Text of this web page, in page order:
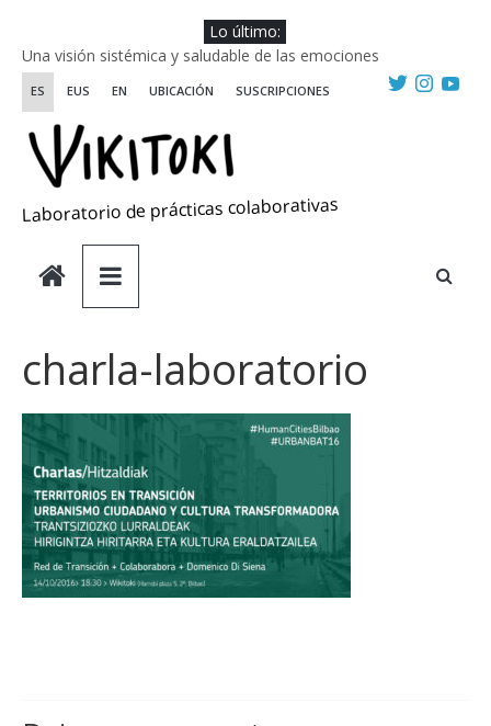
contenido
Lo último:
Una visión sistémica y saludable de las emociones
Investigando y haciendo desde-con las artes
WIKIRIKI ::: Convocatoria de residencias de investigación y
creación 2025
Escuela de Prácticas Transformadoras
ES EUS EN UBICACIÓN SUSCRIPCIONES
Laboratorio de prácticas colaborativas
charla-laboratorio